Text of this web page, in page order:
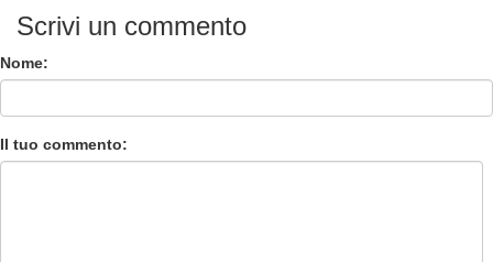
Scrivi un commento
Nome:
Il tuo commento: